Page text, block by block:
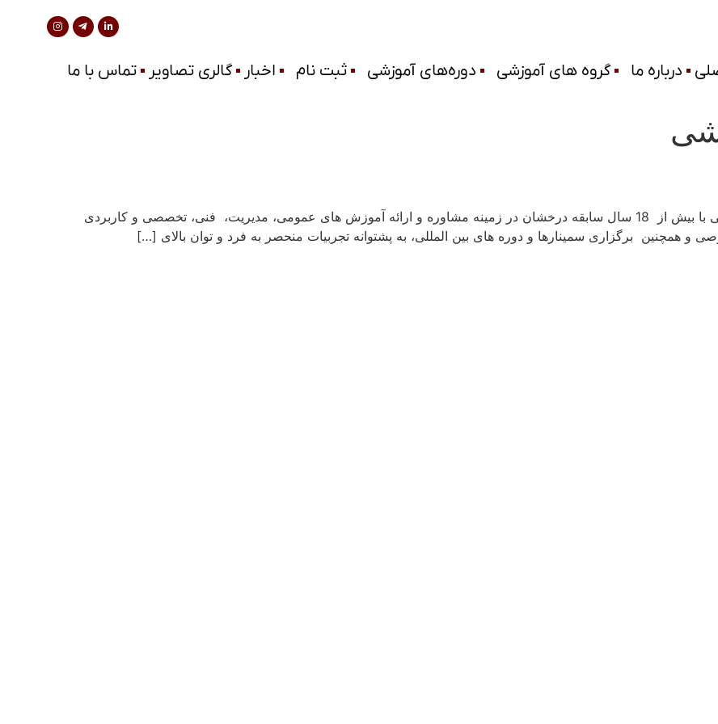
درباره ما گروه های آموزشی دوره‌های آموزشی ثبت نام اخبار گالری تصاویر تماس با ما
مرکز آموزش­ های تخصصی متاکـــو با ماهیتی آموزشی با بیش از 18 سال سابقه درخشان در زمینه مشاوره و ارائه آموزش­ های عمومی، مدیریت، فنی، تخصصی و کاربردی
همچنین برگزاری سمینارها و دوره های بین­ المللی، به پشتوانه تجربیات منحصر به­ فرد و توان بالای […]